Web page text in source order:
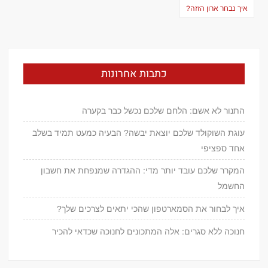
ניווט
איך נבחר ארון הזזה?
כתבות אחרונות
התנור לא אשם: הלחם שלכם נכשל כבר בקערה
עוגת השוקולד שלכם יוצאת יבשה? הבעיה כמעט תמיד בשלב
אחד ספציפי
המקרר שלכם עובד יותר מדי: ההגדרה שמנפחת את חשבון
החשמל
איך לבחור את הסמארטפון שהכי יתאים לצרכים שלך?
חנוכה ללא סגרים: אלה המתכונים לחנוכה שכדאי להכיר